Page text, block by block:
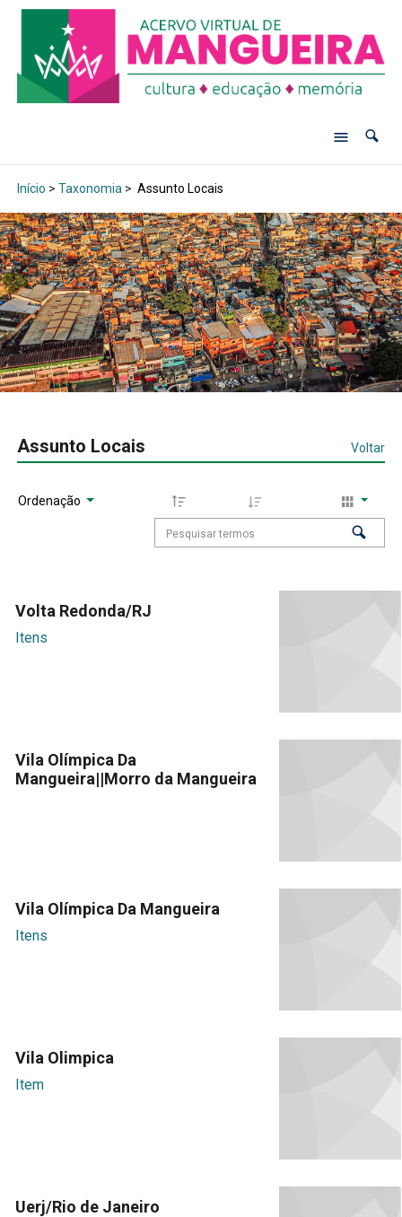
Início > Taxonomia > Assunto Locais
Assunto Locais Voltar
Ordenação
Volta Redonda/RJ
Itens
Vila Olímpica Da
Mangueira||Morro da Mangueira
Vila Olímpica Da Mangueira
Itens
Vila Olimpica
Item
Uerj/Rio de Janeiro